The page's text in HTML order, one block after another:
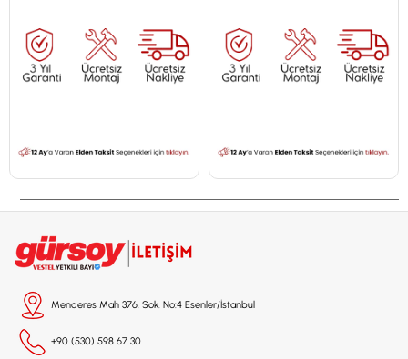
Menderes Mah 376. Sok. No:4 Esenler/İstanbul
+90 (530) 598 67 30